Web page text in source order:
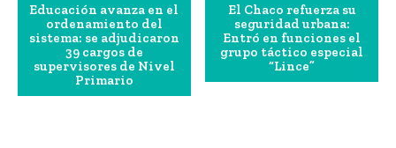
Educación avanza en el
ordenamiento del
sistema: se adjudicaron
39 cargos de
supervisores de Nivel
Primario
El Chaco refuerza su
seguridad urbana:
Entró en funciones el
grupo táctico especial
“Lince”